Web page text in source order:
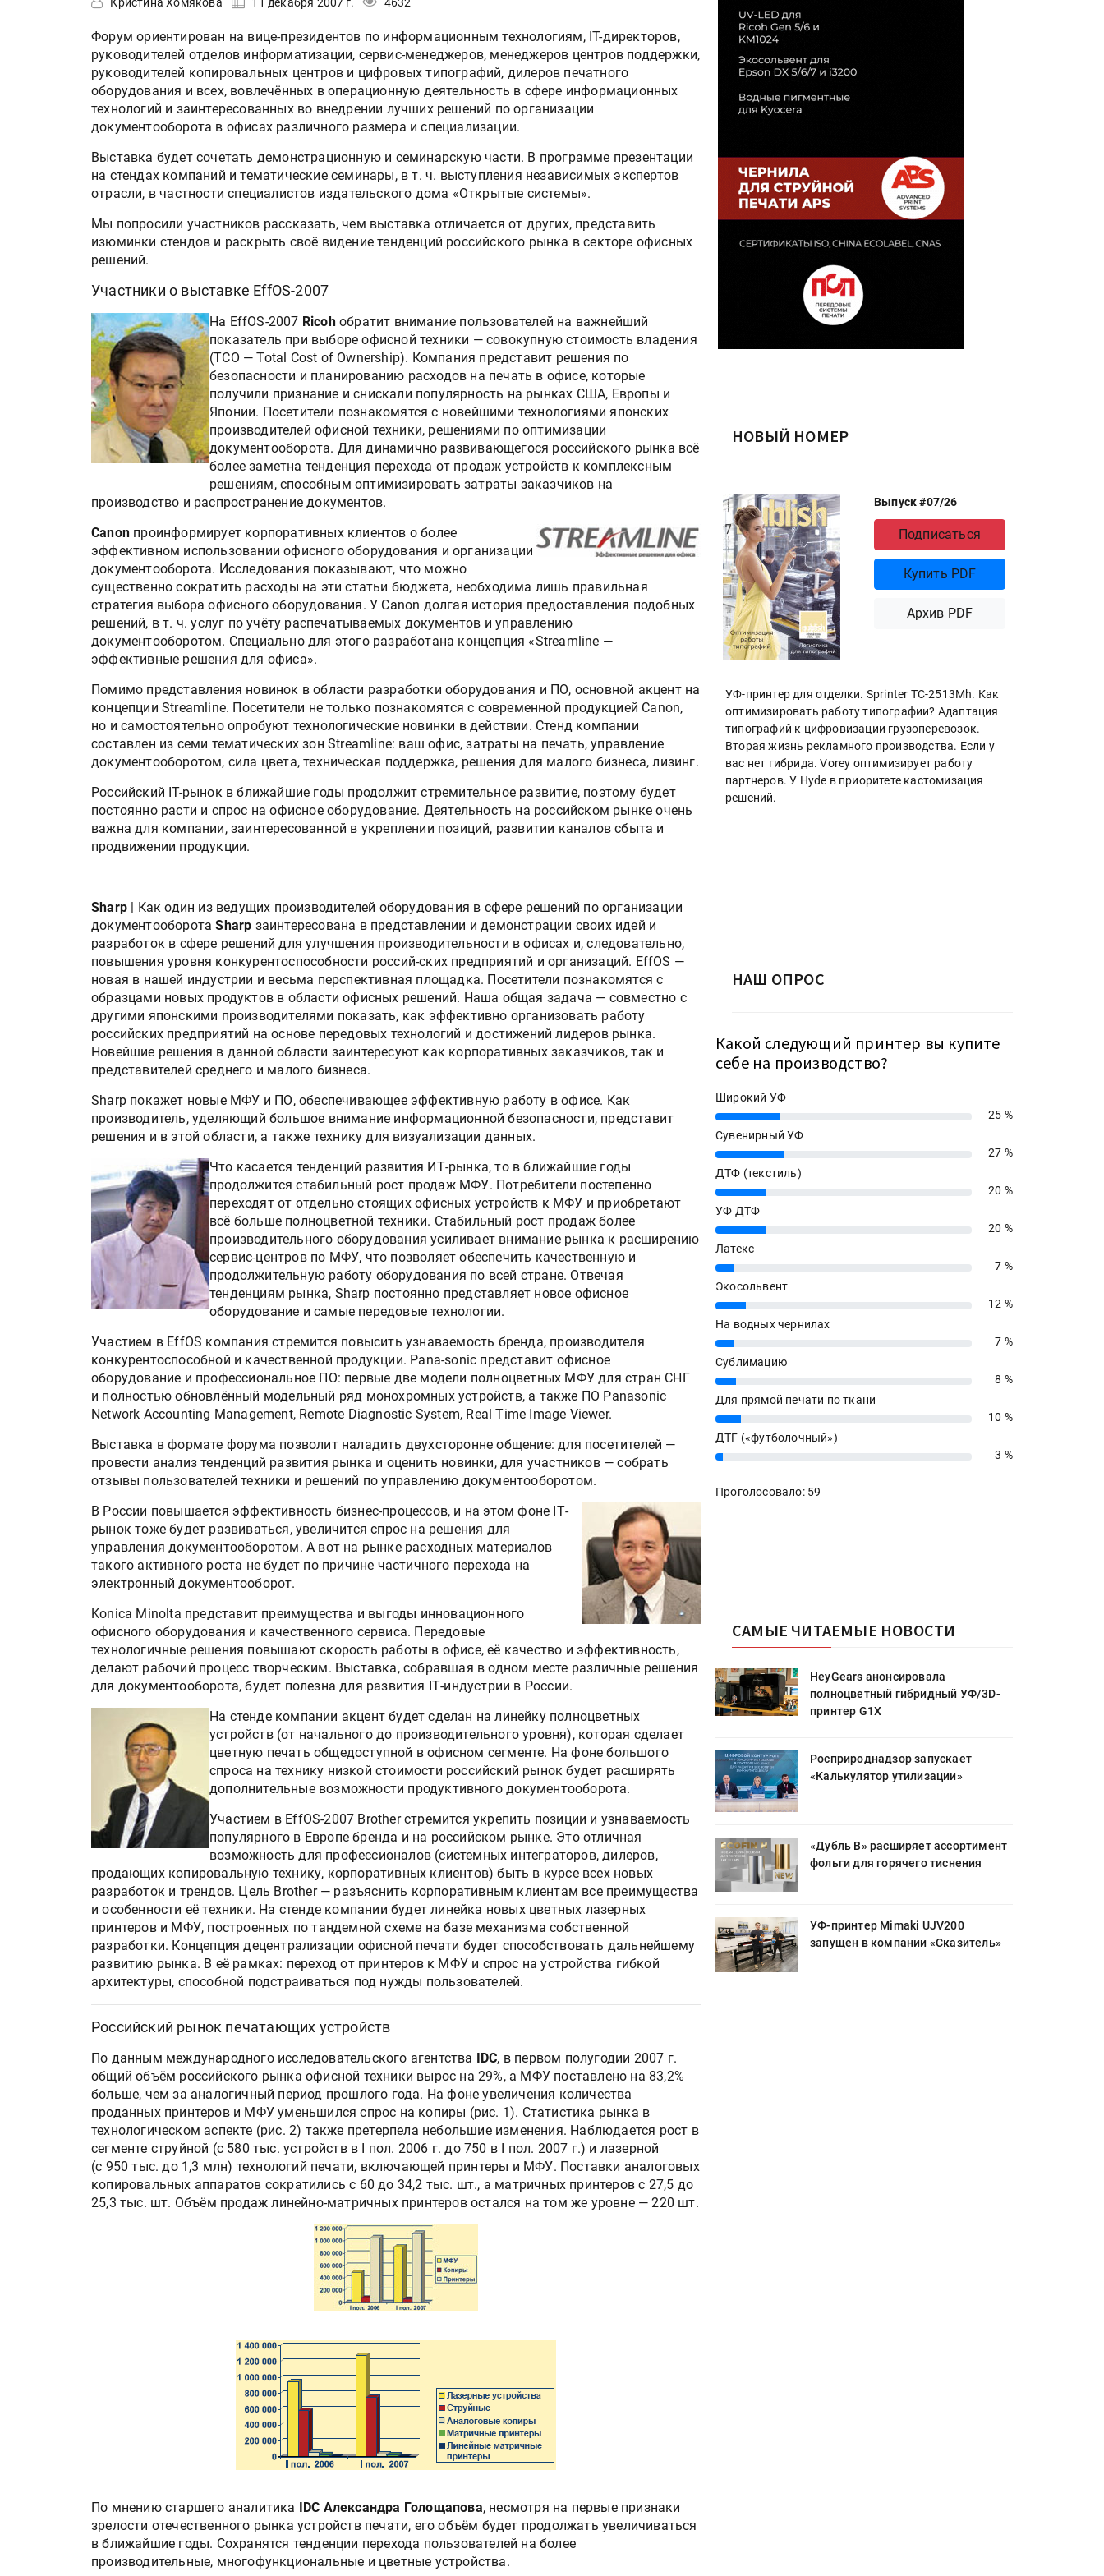
Форум ориентирован на вице-президентов по информационным технологиям, IT-директоров,
руководителей отделов информатизации, сервис-менеджеров, менеджеров центров поддержки,
руководителей копировальных центров и цифровых типографий, дилеров печатного
оборудования и всех, вовлечённых в операционную деятельность в сфере информационных
технологий и заинтересованных во внедрении лучших решений по организации
документооборота в офисах различного размера и специализации.
Выставка будет сочетать демонстрационную и семинарскую части. В программе презентации
на стендах компаний и тематические семинары, в т. ч. выступления независимых экспертов
отрасли, в частности специалистов издательского дома «Открытые системы».
Мы попросили участников рассказать, чем выставка отличается от других, представить
изюминки стендов и раскрыть своё видение тенденций российского рынка в секторе офисных
решений.
Участники о выставке EffOS-2007
На EffOS-2007 Ricohобратит внимание пользователей на важнейший
показатель при выборе офисной техники — совокупную стоимость владения
(TCO — Total Cost of Ownership). Компания представит решения по
безопасности и планированию расходов на печать в офисе, которые
получили признание и снискали популярность на рынках США, Европы и
Японии. Посетители познакомятся с новейшими технологиями японских
производителей офисной техники, решениями по оптимизации
документооборота. Для динамично развивающегося российского рынка всё
более заметна тенденция перехода от продаж устройств к комплексным
решениям, способным оптимизировать затраты заказчиков на
производство и распространение документов.
Canon проинформирует корпоративных клиентов о более
эффективном использовании офисного оборудования и организации
документооборота. Исследования показывают, что можно
существенно сократить расходы на эти статьи бюджета, необходима лишь правильная
стратегия выбора офисного оборудования. У Canon долгая история предоставления подобных
решений, в т. ч. услуг по учёту распечатываемых документов и управлению
документооборотом. Специально для этого разработана концепция «Streamline —
эффективные решения для офиса».
Помимо представления новинок в области разработки оборудования и ПО, основной акцент на
концепции Streamline. Посетители не только познакомятся с современной продукцией Canon,
но и самостоятельно опробуют технологические новинки в действии. Стенд компании
составлен из семи тематических зон Streamline: ваш офис, затраты на печать, управление
документооборотом, сила цвета, техническая поддержка, решения для малого бизнеса, лизинг.
Российский IT-рынок в ближайшие годы продолжит стремительное развитие, поэтому будет
постоянно расти и спрос на офисное оборудование. Деятельность на российском рынке очень
важна для компании, заинтересованной в укреплении позиций, развитии каналов сбыта и
продвижении продукции.
Sharp | Как один из ведущих производителей оборудования в сфере решений по организации
документооборотаSharp заинтересована в представлении и демонстрации своих идей и
разработок в сфере решений для улучшения производительности в офисах и, следовательно,
повышения уровня конкурентоспособности россий-ских предприятий и организаций. EffOS —
новая в нашей индустрии и весьма перспективная площадка. Посетители познакомятся с
образцами новых продуктов в области офисных решений. Наша общая задача — совместно с
другими японскими производителями показать, как эффективно организовать работу
российских предприятий на основе передовых технологий и достижений лидеров рынка.
Новейшие решения в данной области заинтересуют как корпоративных заказчиков, так и
представителей среднего и малого бизнеса.
Sharp покажет новые МФУ и ПО, обеспечивающее эффективную работу в офисе. Как
производитель, уделяющий большое внимание информационной безопасности, представит
решения и в этой области, а также технику для визуализации данных.
Что касается тенденций развития ИТ-рынка, то в ближайшие годы
продолжится стабильный рост продаж МФУ. Потребители постепенно
переходят от отдельно стоящих офисных устройств к МФУ и приобретают
всё больше полноцветной техники. Стабильный рост продаж более
производительного оборудования усиливает внимание рынка к расширению
сервис-центров по МФУ, что позволяет обеспечить качественную и
продолжительную работу оборудования по всей стране. Отвечая
тенденциям рынка, Sharp постоянно представляет новое офисное
оборудование и самые передовые технологии.
Участием в EffOS компания стремится повысить узнаваемость бренда, производителя
конкурентоспособной и качественной продукции. Pana-sonic представит офисное
оборудование и профессиональное ПО: первые две модели полноцветных МФУ для стран СНГ
и полностью обновлённый модельный ряд монохромных устройств, а также ПО Panasonic
Network Accounting Management, Remote Diagnostic System, Real Time Image Viewer.
Выставка в формате форума позволит наладить двухсторонне общение: для посетителей —
провести анализ тенденций развития рынка и оценить новинки, для участников — собрать
отзывы пользователей техники и решений по управлению документооборотом.
В России повышается эффективность бизнес-процессов, и на этом фоне IТ-
рынок тоже будет развиваться, увеличится спрос на решения для
управления документооборотом. А вот на рынке расходных материалов
такого активного роста не будет по причине частичного перехода на
электронный документооборот.
Konica Minolta представит преимущества и выгоды инновационного
офисного оборудования и качественного сервиса. Передовые
технологичные решения повышают скорость работы в офисе, её качество и эффективность,
делают рабочий процесс творческим. Выставка, собравшая в одном месте различные решения
для документооборота, будет полезна для развития IТ-индустрии в России.
На стенде компании акцент будет сделан на линейку полноцветных
устройств (от начального до производительного уровня), которая сделает
цветную печать общедоступной в офисном сегменте. На фоне большого
спроса на технику низкой стоимости российский рынок будет расширять
дополнительные возможности продуктивного документооборота.
Участием в EffOS-2007 Brother стремится укрепить позиции и узнаваемость
популярного в Европе бренда и на российском рынке. Это отличная
возможность для профессионалов (системных интеграторов, дилеров,
продающих копировальную технику, корпоративных клиентов) быть в курсе всех новых
разработок и трендов. Цель Brother — разъяснить корпоративным клиентам все преимущества
и особенности её техники. На стенде компании будет линейка новых цветных лазерных
принтеров и МФУ, построенных по тандемной схеме на базе механизма собственной
разработки. Концепция децентрализации офисной печати будет способствовать дальнейшему
развитию рынка. В её рамках: переход от принтеров к МФУ и спрос на устройства гибкой
архитектуры, способной подстраиваться под нужды пользователей.
Российский рынок печатающих устройств
По данным международного исследовательского агентства IDC, в первом полугодии 2007 г.
общий объём российского рынка офисной техники вырос на 29%, а МФУ поставлено на 83,2%
больше, чем за аналогичный период прошлого года. На фоне увеличения количества
проданных принтеров и МФУ уменьшился спрос на копиры (рис. 1). Статистика рынка в
технологическом аспекте (рис. 2) также претерпела небольшие изменения. Наблюдается рост в
сегменте струйной (с 580 тыс. устройств в I пол. 2006 г. до 750 в I пол. 2007 г.) и лазерной
(с 950 тыс. до 1,3 млн) технологий печати, включающей принтеры и МФУ. Поставки аналоговых
копировальных аппаратов сократились с 60 до 34,2 тыс. шт., а матричных принтеров с 27,5 до
25,3 тыс. шт. Объём продаж линейно-матричных принтеров остался на том же уровне — 220 шт.
По мнению старшего аналитика IDC Александра Голощапова, несмотря на первые признаки
зрелости отечественного рынка устройств печати, его объём будет продолжать увеличиваться
в ближайшие годы. Сохранятся тенденции перехода пользователей на более
производительные, многофункциональные и цветные устройства.
НОВЫЙ НОМЕР
Выпуск #07/26
Подписаться
Купить PDF
Архив PDF
УФ-принтер для отделки. Sprinter ТС-2513Mh. Как
оптимизировать работу типографии? Адаптация
типографий к цифровизации грузоперевозок.
Вторая жизнь рекламного производства. Если у
вас нет гибрида. Vorey оптимизирует работу
партнеров. У Hyde в приоритете кастомизация
решений.
НАШ ОПРОС
Какой следующий принтер вы купите
себе на производство?
Широкий УФ
25%
25 %
Сувенирный УФ
27%
27 %
ДТФ (текстиль)
20%
20 %
УФ ДТФ
20%
20 %
Латекс
7%
7 %
Экосольвент
12%
12 %
На водных чернилах
7%
7 %
Сублимацию
8%
8 %
Для прямой печати по ткани
10%
10 %
ДТГ («футболочный»)
3% 3 %
Проголосовало: 59
САМЫЕ ЧИТАЕМЫЕ НОВОСТИ
HeyGears анонсировала
полноцветный гибридный УФ/3D-
принтер G1X
Росприроднадзор запускает
«Калькулятор утилизации»
«Дубль В» расширяет ассортимент
фольги для горячего тиснения
УФ-принтер Mimaki UJV200
запущен в компании «Сказитель»
HeyGears анонсировала
полноцветный гибридный УФ/3D-
принтер G1X
Росприроднадзор запускает
«Калькулятор утилизации»
«Дубль В» расширяет ассортимент
фольги для горячего тиснения
УФ-принтер Mimaki UJV200
запущен в компании «Сказитель»
HeyGears анонсировала
полноцветный гибридный УФ/3D-
принтер G1X
Росприроднадзор запускает
«Калькулятор утилизации»
«Дубль В» расширяет ассортимент
фольги для горячего тиснения
УФ-принтер Mimaki UJV200
запущен в компании «Сказитель»